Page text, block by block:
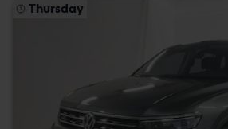
Thursday